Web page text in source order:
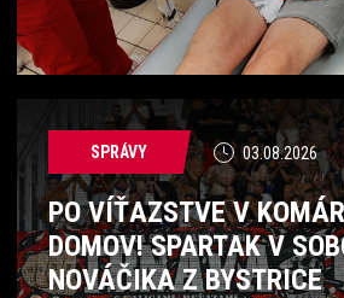
SPRÁVY 03.08.2026
PO VÍŤAZSTVE V
DOMOV! SPARTAK V
NOVÁČIKA Z BYSTRICE